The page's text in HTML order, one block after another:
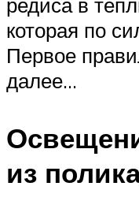
которая по
Первое
далее…
из